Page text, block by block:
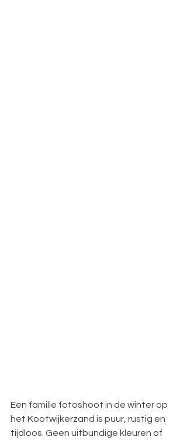
Een familie fotoshoot in de winter op
het Kootwijkerzand is puur, rustig en
tijdloos. Geen uitbundige kleuren of